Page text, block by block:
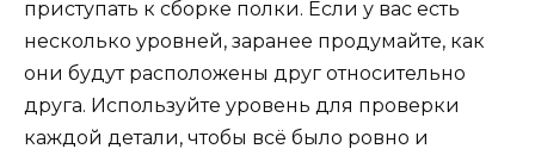
приступать к сборке полки. Если у вас есть
несколько уровней, заранее продумайте, как
они будут расположены друг относительно
друга. Используйте уровень для проверки
каждой детали, чтобы всё было ровно и